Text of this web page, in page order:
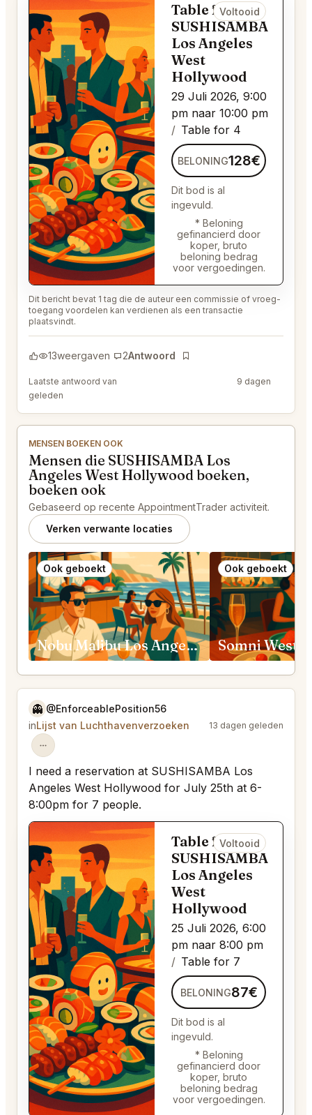
Table for 4 bij
SUSHISAMBA
Los Angeles
West
Hollywood
29 Juli 2026, 9:00
pm naar 10:00 pm
Table for 4
Voltooid
BELONING128€
Dit bod is al
ingevuld.
* Beloning
gefinancierd door
koper, bruto
beloning bedrag
voor vergoedingen.
Dit bericht bevat 1 tag die de auteur een commissie of vroeg-
toegang voordelen kan verdienen als een transactie
plaatsvindt.
13weergaven 2Antwoord
Bladwijzer
Laatste antwoord van
9 dagen
geleden
MENSEN BOEKEN OOK
Mensen die SUSHISAMBA Los
Angeles West Hollywood boeken,
boeken ook
Gebaseerd op recente AppointmentTrader activiteit.
Verken verwante locaties
Ook geboekt
Nobu Malibu Los Angeles
Ook geboekt
Somni West
👻 @EnforceablePosition56
inLijst van Luchthavenverzoeken 13 dagen geleden
I need a reservation at SUSHISAMBA Los
Angeles West Hollywood for July 25th at 6-
8:00pm for 7 people.
Table for 7 bij
SUSHISAMBA
Los Angeles
West
Hollywood
25 Juli 2026, 6:00
pm naar 8:00 pm
Table for 7
Voltooid
BELONING87€
Dit bod is al
ingevuld.
* Beloning
gefinancierd door
koper, bruto
beloning bedrag
voor vergoedingen.